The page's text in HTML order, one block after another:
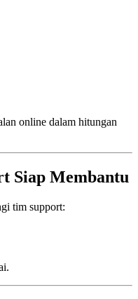
online dalam hitungan
Siap Membantu
tim support: